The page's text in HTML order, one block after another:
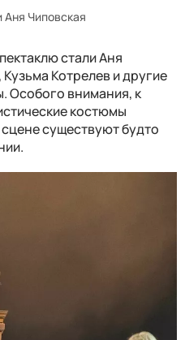
Чиповская
стали Аня
Котрелев и другие
Особого внимания, к
костюмы
существуют будто